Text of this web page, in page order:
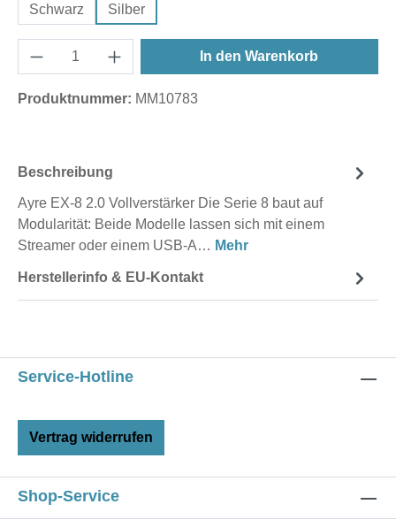
Schwarz Silber
In den Warenkorb
Produktnummer: MM10783
Beschreibung
Ayre EX-8 2.0 Vollverstärker Die Serie 8 baut auf
Modularität: Beide Modelle lassen sich mit einem
Streamer oder einem USB-A… Mehr
Herstellerinfo & EU-Kontakt
Service-Hotline
Vertrag widerrufen
Shop-Service